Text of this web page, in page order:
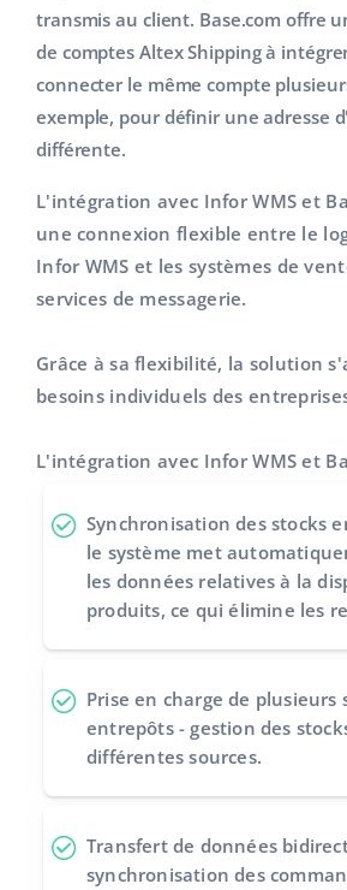
transmis au client. Base.com offre
de comptes Altex Shipping à
connecter le même compte
exemple, pour définir une adresse
différente.
L'intégration avec Infor WMS et
une connexion flexible entre le
Infor WMS et les systèmes de
services de messagerie.
Grâce à sa flexibilité, la solution
besoins individuels des
L'intégration avec Infor WMS et
Synchronisation des stocks
le système met
les données relatives à la
produits, ce qui élimine les
Prise en charge de plusieurs
entrepôts - gestion des
différentes sources.
Transfert de données
synchronisation des